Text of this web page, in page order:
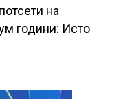
на
години: Исто